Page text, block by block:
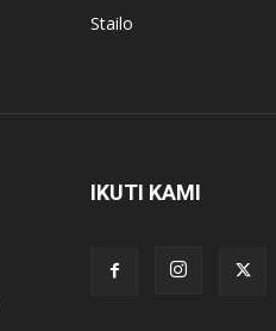
Stailo
IKUTI KAMI